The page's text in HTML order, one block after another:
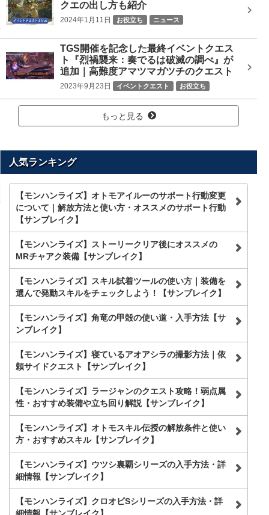
クエの出し方も紹介
2024年1月11日 お役立ち ニュース
TGS開催を記念した最終イベントクエス
ト『烈禍襲来：奏でるは破滅の調べ』が
追加｜高難度アマツマガツチのクエスト
2023年9月23日 イベントクエスト
お役立ち
ニュース
もっと見る
人気ランキング
【モンハンライズ】オトモアイルーのサポート行動変更
について｜解放方法と使い方・オススメのサポート行動
【サンブレイク】
【モンハンライズ】ストーリークリア後にオススメの
MRチャアク装備【サンブレイク】
【モンハンライズ】スキル試着ツールの使い方｜装備を
選んで発動スキルをチェックしよう！【サンブレイク】
【モンハンライズ】角竜の甲殻の使い道・入手方法【サ
ンブレイク】
【モンハンライズ】寝ているアオアシラの撮影方法｜依
頼サイドクエスト【サンブレイク】
【モンハンライズ】ラージャンのクエスト攻略！弱点属
性・おすすめ装備や立ち回り解説【サンブレイク】
【モンハンライズ】オトモスキル伝授の解放条件と使い
方・おすすめスキル【サンブレイク】
【モンハンライズ】ウツシ裏覇シリーズの入手方法・詳
細情報【サンブレイク】
【モンハンライズ】クロオビSシリーズの入手方法・詳